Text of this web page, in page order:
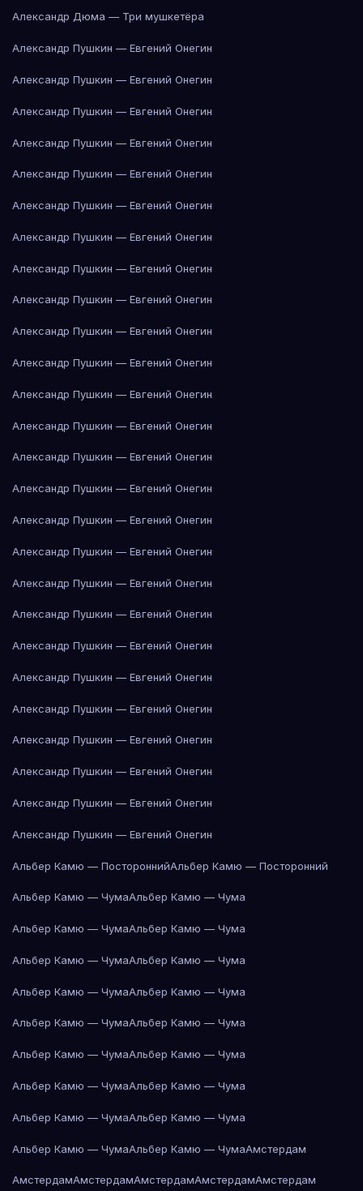
Александр Дюма — Три мушкетёра
Александр Пушкин — Евгений Онегин
Александр Пушкин — Евгений Онегин
Александр Пушкин — Евгений Онегин
Александр Пушкин — Евгений Онегин
Александр Пушкин — Евгений Онегин
Александр Пушкин — Евгений Онегин
Александр Пушкин — Евгений Онегин
Александр Пушкин — Евгений Онегин
Александр Пушкин — Евгений Онегин
Александр Пушкин — Евгений Онегин
Александр Пушкин — Евгений Онегин
Александр Пушкин — Евгений Онегин
Александр Пушкин — Евгений Онегин
Александр Пушкин — Евгений Онегин
Александр Пушкин — Евгений Онегин
Александр Пушкин — Евгений Онегин
Александр Пушкин — Евгений Онегин
Александр Пушкин — Евгений Онегин
Александр Пушкин — Евгений Онегин
Александр Пушкин — Евгений Онегин
Александр Пушкин — Евгений Онегин
Александр Пушкин — Евгений Онегин
Александр Пушкин — Евгений Онегин
Александр Пушкин — Евгений Онегин
Александр Пушкин — Евгений Онегин
Александр Пушкин — Евгений Онегин
Альбер Камю — ПостороннийАльбер Камю — Посторонний
Альбер Камю — ЧумаАльбер Камю — Чума
Альбер Камю — ЧумаАльбер Камю — Чума
Альбер Камю — ЧумаАльбер Камю — Чума
Альбер Камю — ЧумаАльбер Камю — Чума
Альбер Камю — ЧумаАльбер Камю — Чума
Альбер Камю — ЧумаАльбер Камю — Чума
Альбер Камю — ЧумаАльбер Камю — Чума
Альбер Камю — ЧумаАльбер Камю — Чума
Альбер Камю — ЧумаАльбер Камю — ЧумаАмстердам
АмстердамАмстердамАмстердамАмстердамАмстердам